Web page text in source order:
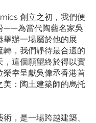
創立之初，我們便
——為當代陶藝名家吳
舉辦一場屬於他的展
轉，我們靜待最合適的
，這個願望終於得以實
榮幸呈獻吳偉丞香港首
美：陶土建築師的烏托
，是一場跨越建築、